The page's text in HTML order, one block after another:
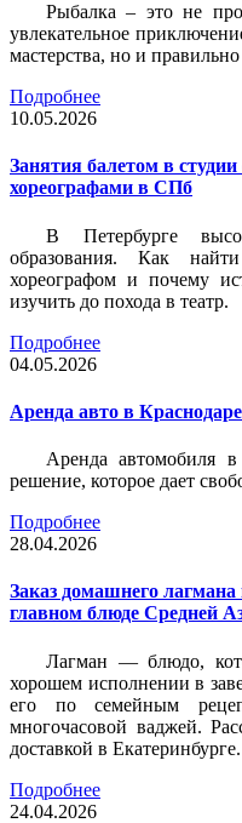
Рыбалка – это не
увлекательное
мастерства, но и
Подробнее
10.05.2026
Занятия балетом в
хореографами в СПб
В Петербурге
образования. Как
хореографом и почему
изучить до похода в театр.
Подробнее
04.05.2026
Аренда авто в
Аренда автомобиля
решение, которое дает
Подробнее
28.04.2026
Заказ домашнего
главном блюде Средней
Лагман — блюдо,
хорошем исполнении в
его по семейным
многочасовой ваджей.
доставкой в Екатеринбурге.
Подробнее
24.04.2026